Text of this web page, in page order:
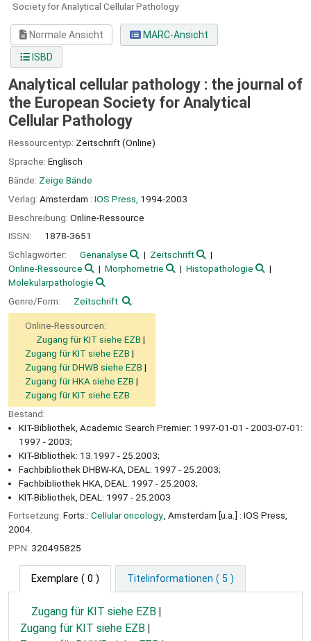
Society for Analytical Cellular Pathology
Normale Ansicht
MARC-Ansicht
ISBD
Analytical cellular pathology : the journal of
the European Society for Analytical
Cellular Pathology
Ressourcentyp: Zeitschrift (Online)
Sprache: Englisch
Bände: Zeige Bände
Verlag: Amsterdam : IOS Press, 1994-2003
Beschreibung: Online-Ressource
ISSN:
1878-3651
Schlagwörter:
Genanalyse
Zeitschrift
Online-Ressource
Morphometrie
Histopathologie
Molekularpathologie
Genre/Form:
Zeitschrift
Online-Ressourcen:
Zugang für KIT siehe EZB
Zugang für KIT siehe EZB
Zugang für DHWB siehe EZB
Zugang für HKA siehe EZB
Zugang für KIT siehe EZB
Bestand:
KIT-Bibliothek, Academic Search Premier: 1997-01-01 - 2003-07-01:
1997 - 2003;
KIT-Bibliothek: 13.1997 - 25.2003;
Fachbibliothek DHBW-KA, DEAL: 1997 - 25.2003;
Fachbibliothek HKA, DEAL: 1997 - 25.2003;
KIT-Bibliothek, DEAL: 1997 - 25.2003
Fortsetzung: Forts.: Cellular oncology., Amsterdam [u.a.] : IOS Press,
2004.
PPN: 320495825
Exemplare ( 0 ) Titelinformationen ( 5 )
Zugang für KIT siehe EZB
Zugang für KIT siehe EZB